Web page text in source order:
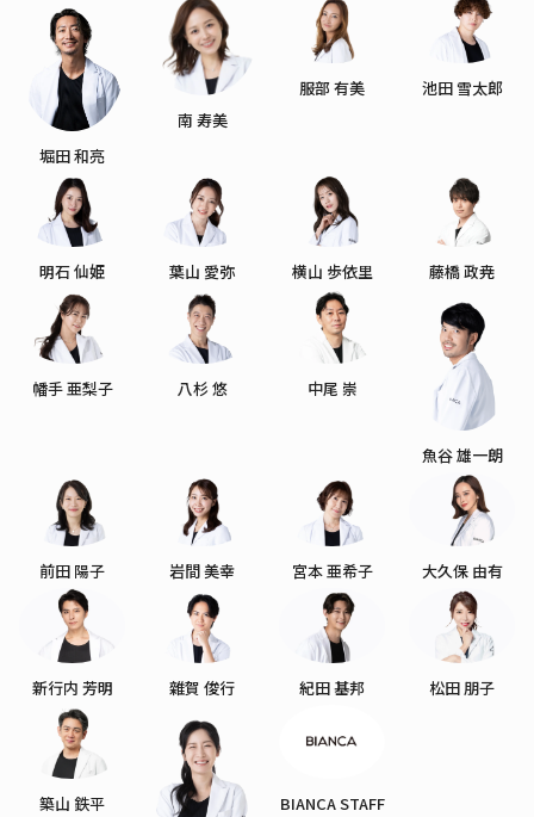
堀田 和亮
南 寿美
服部 有美 池田 雪太郎
明石 仙姫 葉山 愛弥 横山 歩依里 藤橋 政尭
幡手 亜梨子 八杉 悠 中尾 崇
魚谷 雄一朗
前田 陽子 岩間 美幸 宮本 亜希子 大久保 由有
新行内 芳明 雜賀 俊行 紀田 基邦 松田 朋子
築山 鉄平 BIANCA STAFF